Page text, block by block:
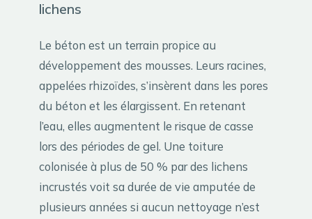
lichens
Le béton est un terrain propice au
développement des mousses. Leurs racines,
appelées rhizoïdes, s’insèrent dans les pores
du béton et les élargissent. En retenant
l’eau, elles augmentent le risque de casse
lors des périodes de gel. Une toiture
colonisée à plus de 50 % par des lichens
incrustés voit sa durée de vie amputée de
plusieurs années si aucun nettoyage n’est